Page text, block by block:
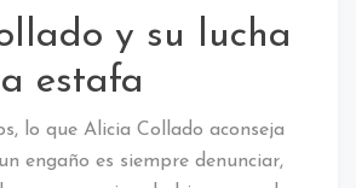
y su lucha
estafa
lo que Alicia Collado aconseja
engaño es siempre denunciar,